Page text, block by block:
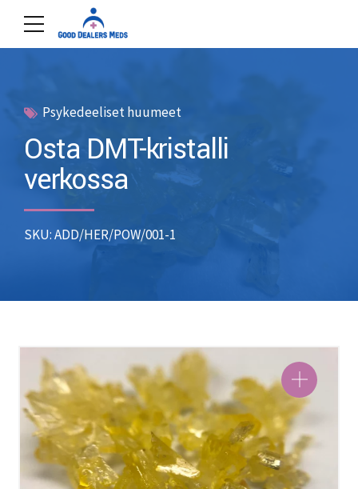
Psykedeeliset huumeet
Osta DMT-kristalli
verkossa
SKU: ADD/HER/POW/001-1